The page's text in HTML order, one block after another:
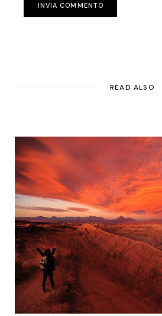
INVIA COMMENTO
READ ALSO